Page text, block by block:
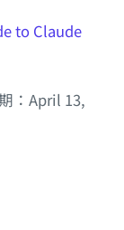
to Claude
：April 13,